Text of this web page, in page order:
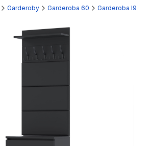
Garderoby Garderoba 60 Garderoba I9